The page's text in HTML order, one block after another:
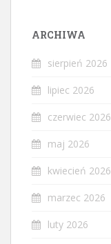
ARCHIWA
sierpień 2026
lipiec 2026
czerwiec 2026
maj 2026
kwiecień 2026
marzec 2026
luty 2026